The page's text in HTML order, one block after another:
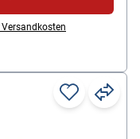
Versandkosten